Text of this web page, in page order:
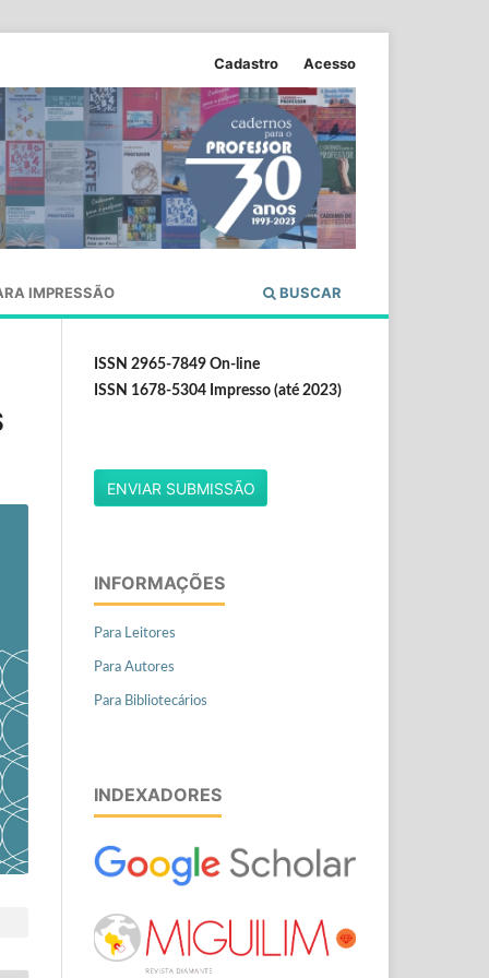
IMPRESSÃO BUSCAR
Cadastro Acesso
ISSN 2965-7849 On-line
ISSN 1678-5304 Impresso (até 2023)
ENVIAR SUBMISSÃO
INFORMAÇÕES
Para Leitores
Para Autores
Para Bibliotecários
INDEXADORES